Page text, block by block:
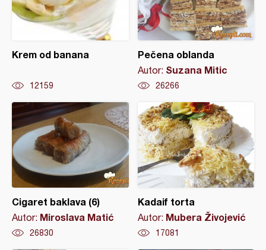
Krem od banana
12159
Pečena oblanda
Autor: Suzana Mitic
26266
Cigaret baklava (6)
Autor: Miroslava Matić
26830
Kadaif torta
Autor: Mubera Živojević
17081